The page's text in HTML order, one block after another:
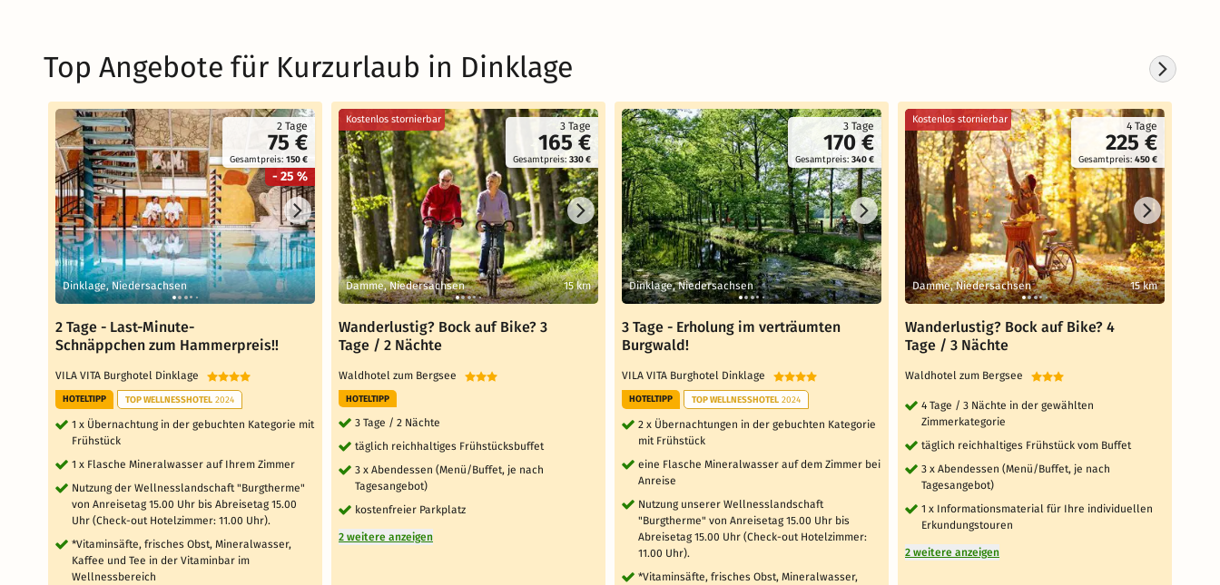
Top Angebote für Kurzurlaub in Dinklage
2 Tage
75 €
Gesamtpreis: 150 €
- 25 %
Dinklage, Niedersachsen
2 Tage - Last-Minute-
Schnäppchen zum Hammerpreis!!
VILA VITA Burghotel Dinklage
HOTELTIPP TOP WELLNESSHOTEL 2024
1 x Übernachtung in der gebuchten Kategorie mit
Frühstück
1 x Flasche Mineralwasser auf Ihrem Zimmer
Nutzung der Wellnesslandschaft "Burgtherme"
von Anreisetag 15.00 Uhr bis Abreisetag 15.00
Uhr (Check-out Hotelzimmer: 11.00 Uhr).
*Vitaminsäfte, frisches Obst, Mineralwasser,
Kaffee und Tee in der Vitaminbar im
Wellnessbereich
3 Tage
165 €
Gesamtpreis: 330 €
Kostenlos stornierbar
Damme, Niedersachsen 15 km
Wanderlustig? Bock auf Bike? 3
Tage / 2 Nächte
Waldhotel zum Bergsee
HOTELTIPP
3 Tage / 2 Nächte
täglich reichhaltiges Frühstücksbuffet
3 x Abendessen (Menü/Buffet, je nach
Tagesangebot)
kostenfreier Parkplatz
2 weitere anzeigen
3 Tage
170 €
Gesamtpreis: 340 €
Dinklage, Niedersachsen
3 Tage - Erholung im verträumten
Burgwald!
VILA VITA Burghotel Dinklage
HOTELTIPP TOP WELLNESSHOTEL 2024
2 x Übernachtungen in der gebuchten Kategorie
mit Frühstück
eine Flasche Mineralwasser auf dem Zimmer bei
Anreise
Nutzung unserer Wellnesslandschaft
"Burgtherme" von Anreisetag 15.00 Uhr bis
Abreisetag 15.00 Uhr (Check-out Hotelzimmer:
11.00 Uhr).
*Vitaminsäfte, frisches Obst, Mineralwasser,
4 Tage
225 €
Gesamtpreis: 450 €
Kostenlos stornierbar
Damme, Niedersachsen 15 km
Wanderlustig? Bock auf Bike? 4
Tage / 3 Nächte
Waldhotel zum Bergsee
4 Tage / 3 Nächte in der gewählten
Zimmerkategorie
täglich reichhaltiges Frühstück vom Buffet
3 x Abendessen (Menü/Buffet, je nach
Tagesangebot)
1 x Informationsmaterial für Ihre individuellen
Erkundungstouren
2 weitere anzeigen